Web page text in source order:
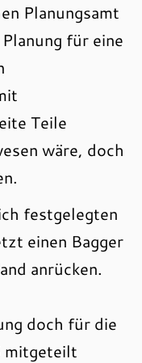
Planungsamt
für eine
Teile
wäre, doch
festgelegten
einen Bagger
anrücken.
doch für die
mitgeteilt